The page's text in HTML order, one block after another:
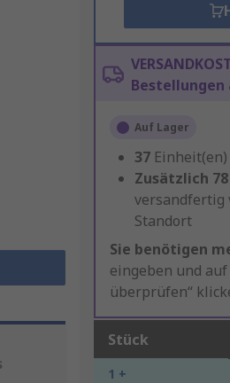
Bestellungen
Auf Lager
37
Zusätzlich 78
versandfertig
Standort
Sie benötigen
eingeben und
überprüfen“
Stück
1 +